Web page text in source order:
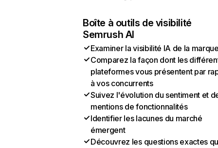
Boîte à outils de visibilité
Semrush AI
Examiner la visibilité IA de la
Comparez la façon dont les
plateformes vous présentent par
à vos concurrents
Suivez l'évolution du sentiment et
mentions de fonctionnalités
Identifier les lacunes du marché
émergent
Découvrez les questions exactes